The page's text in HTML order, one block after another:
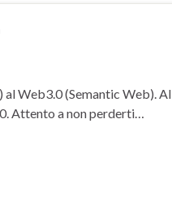
Web3.0 (Semantic Web). Al
Attento a non perderti…